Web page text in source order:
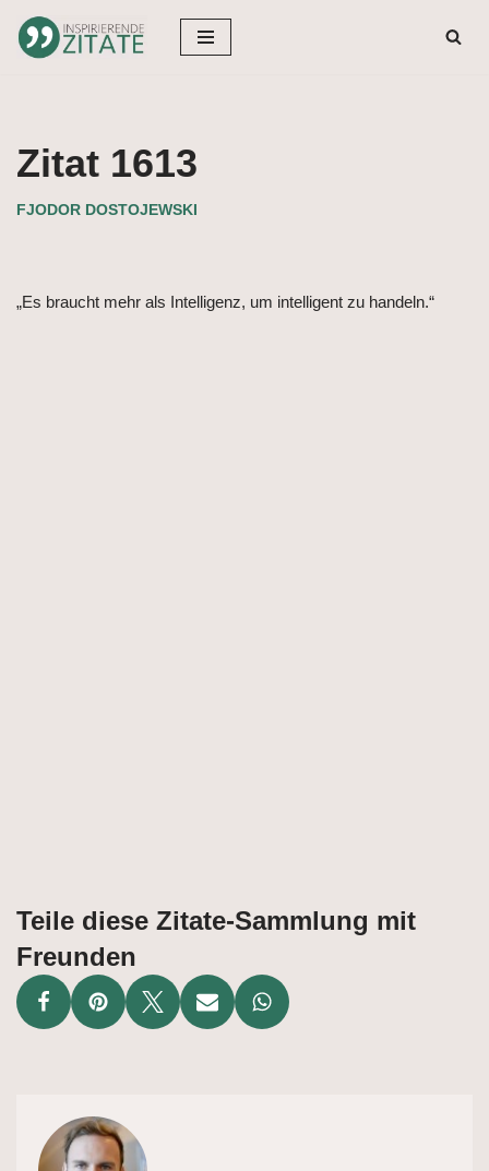
Zum
Zitat 1613
FJODOR DOSTOJEWSKI
„Es braucht mehr als Intelligenz, um intelligent zu handeln.“
Teile diese Zitate-Sammlung mit
Freunden